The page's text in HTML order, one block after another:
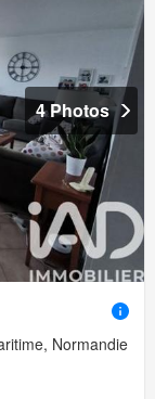
4 Photos
Normandie